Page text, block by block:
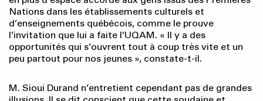
Nations dans les établissements culturels et
d’enseignements québécois, comme le prouve
l’invitation que lui a faite l’UQAM. « Il y a des
opportunités qui s’ouvrent tout à coup très vite et un
peu partout pour nos jeunes », constate-t-il.
M. Sioui Durand n’entretient cependant pas de grandes